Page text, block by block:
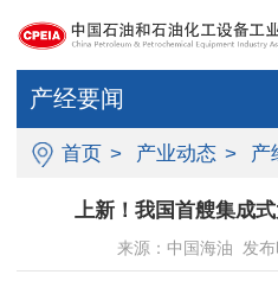
产经要闻
首页 > 产业动态 > 产
上新！我国首艘集成
来源：中国海油 发